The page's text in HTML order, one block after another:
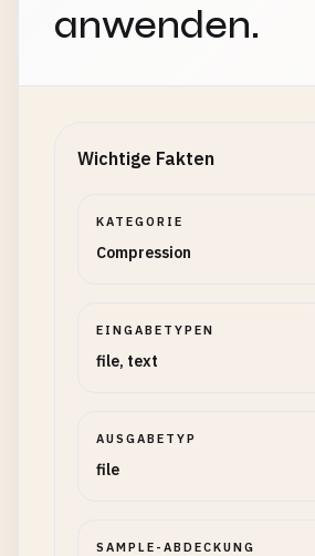
anwenden.
Wichtige Fakten
KATEGORIE
Compression
EINGABETYPEN
file, text
AUSGABETYP
file
SAMPLE-ABDECKUNG